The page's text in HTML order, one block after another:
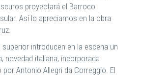
proyectará el Barroco
Así lo apreciamos en la obra
superior introducen en la escena un
novedad italiana, incorporada
Antonio Allegri da Correggio. El